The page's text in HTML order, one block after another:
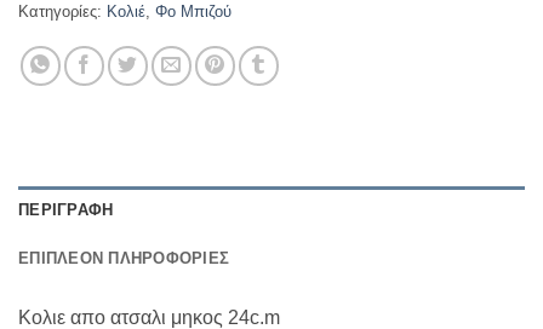
Κατηγορίες: Κολιέ, Φο Μπιζού
ΠΕΡΙΓΡΑΦΉ
ΕΠΙΠΛΈΟΝ ΠΛΗΡΟΦΟΡΊΕΣ
Κολιε απο ατσαλι μηκος 24c.m